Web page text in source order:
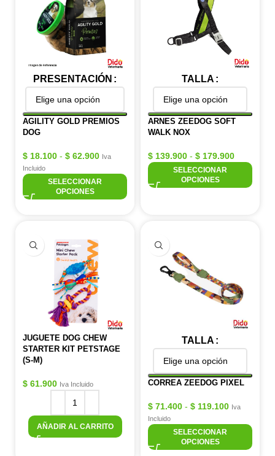
PRESENTACIÓN
AGILITY GOLD PREMIOS
DOG
$ 18.100 - $ 62.900 Iva
Incluido
SELECCIONAR
OPCIONES
TALLA
ARNES ZEEDOG SOFT
WALK NOX
$ 139.900 - $ 179.900
SELECCIONAR
OPCIONES
JUGUETE DOG CHEW
STARTER KIT PETSTAGE
(S-M)
$ 61.900 Iva Incluido
AÑADIR AL CARRITO
TALLA
CORREA ZEEDOG PIXEL
$ 71.400 - $ 119.100 Iva
Incluido
SELECCIONAR
OPCIONES